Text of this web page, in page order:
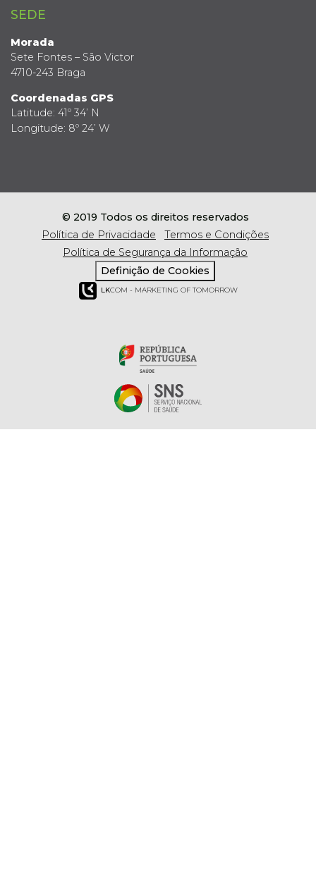
SEDE
Morada
Sete Fontes – São Victor
4710-243 Braga
Coordenadas GPS
Latitude: 41º 34’ N
Longitude: 8º 24’ W
© 2019 Todos os direitos reservados
Política de Privacidade
Termos e Condições
Política de Segurança da Informação
Definição de Cookies
LKCOM - MARKETING OF TOMORROW